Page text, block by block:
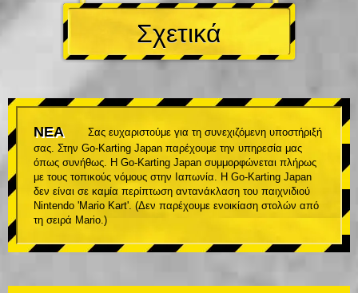
Σχετικά
ΝΕΑ
Σας ευχαριστούμε για τη συνεχιζόμενη υποστήριξή
σας. Στην Go-Karting Japan παρέχουμε την υπηρεσία μας
όπως συνήθως. Η Go-Karting Japan συμμορφώνεται πλήρως
με τους τοπικούς νόμους στην Ιαπωνία. Η Go-Karting Japan
δεν είναι σε καμία περίπτωση αντανάκλαση του παιχνιδιού
Nintendo 'Mario Kart'. (Δεν παρέχουμε ενοικίαση στολών από
τη σειρά Mario.)